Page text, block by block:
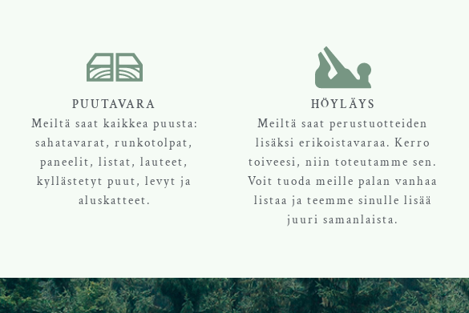
PUUTAVARA
Meiltä saat kaikkea puusta:
sahatavarat, runkotolpat,
paneelit, listat, lauteet,
kyllästetyt puut, levyt ja
aluskatteet.
HÖYLÄYS
Meiltä saat perustuotteiden
lisäksi erikoistavaraa. Kerro
toiveesi, niin toteutamme sen.
Voit tuoda meille palan vanhaa
listaa ja teemme sinulle lisää
juuri samanlaista.